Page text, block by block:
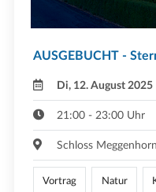
AUSGEBUCHT -
Di, 12. August 2025
21:00 - 23:00 Uhr
Schloss Meggenhorn
Vortrag Natur